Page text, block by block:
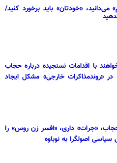
«خودتان» باید برخورد کنید/
با اقدامات نسنجیده درباره حجاب
«روندمذاکرات خارجی» مشکل ایجاد
«جرات» داری، «افسر زن روس» را
اصولگرا به نوباوه